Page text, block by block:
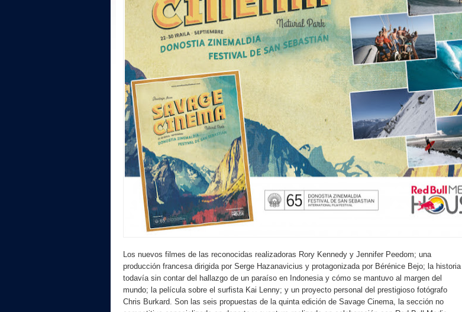
Los nuevos filmes de las reconocidas realizadoras Rory Kennedy y Jennifer Peedom; una
producción francesa dirigida por Serge Hazanavicius y protagonizada por Bérénice Bejo; la historia
todavía sin contar del hallazgo de un paraíso en Indonesia y cómo se mantuvo al margen del
mundo; la película sobre el surfista Kai Lenny; y un proyecto personal del prestigioso fotógrafo
Chris Burkard. Son las seis propuestas de la quinta edición de Savage Cinema, la sección no